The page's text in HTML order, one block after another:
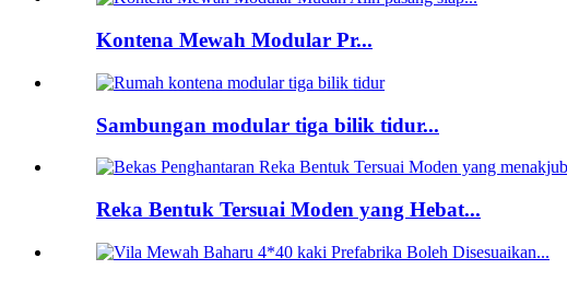
Kontena Mewah Modular Pr...
Sambungan modular tiga bilik tidur...
Reka Bentuk Tersuai Moden yang Hebat...